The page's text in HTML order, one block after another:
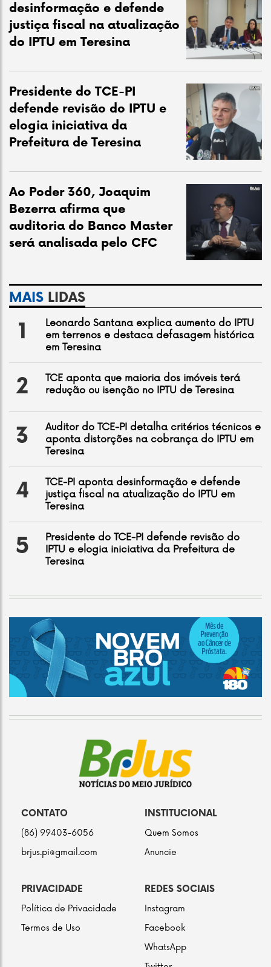
desinformação e defende
justiça fiscal na atualização
do IPTU em Teresina
Presidente do TCE-PI
defende revisão do IPTU e
elogia iniciativa da
Prefeitura de Teresina
Ao Poder 360, Joaquim
Bezerra afirma que
auditoria do Banco Master
será analisada pelo CFC
MAIS LIDAS
1
Leonardo Santana explica aumento do IPTU
em terrenos e destaca defasagem histórica
em Teresina
2
TCE aponta que maioria dos imóveis terá
redução ou isenção no IPTU de Teresina
3
Auditor do TCE-PI detalha critérios técnicos e
aponta distorções na cobrança do IPTU em
Teresina
4
TCE-PI aponta desinformação e defende
justiça fiscal na atualização do IPTU em
Teresina
5
Presidente do TCE-PI defende revisão do
IPTU e elogia iniciativa da Prefeitura de
Teresina
CONTATO
(86) 99403-6056
brjus.pi@gmail.com
INSTITUCIONAL
Quem Somos
Anuncie
PRIVACIDADE
Política de Privacidade
Termos de Uso
REDES SOCIAIS
Instagram
Facebook
WhatsApp